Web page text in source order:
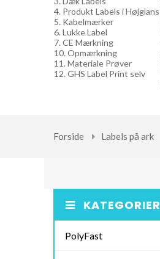
4. Produkt Labels i Højglans
5. Kabelmærker
6. Lukke Label
7. CE Mærkning
10. Opmærkning
11. Materiale Prøver
12. GHS Label Print selv
Forside Labels på ark
KATEGORIER
PolyFast